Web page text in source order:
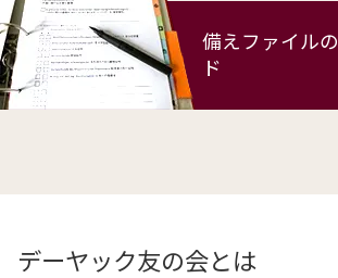
備えファイルの
ド
デーヤック友の会とは